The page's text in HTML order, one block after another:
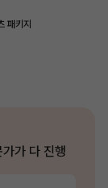
패키지
가가 다 진행